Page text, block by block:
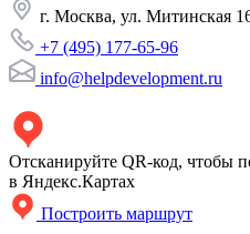
г. Москва, ул. Митинская
+7 (495) 177-65-96
info@helpdevelopment.ru
Отсканируйте QR-код, чтобы
в Яндекс.Картах
Построить маршрут